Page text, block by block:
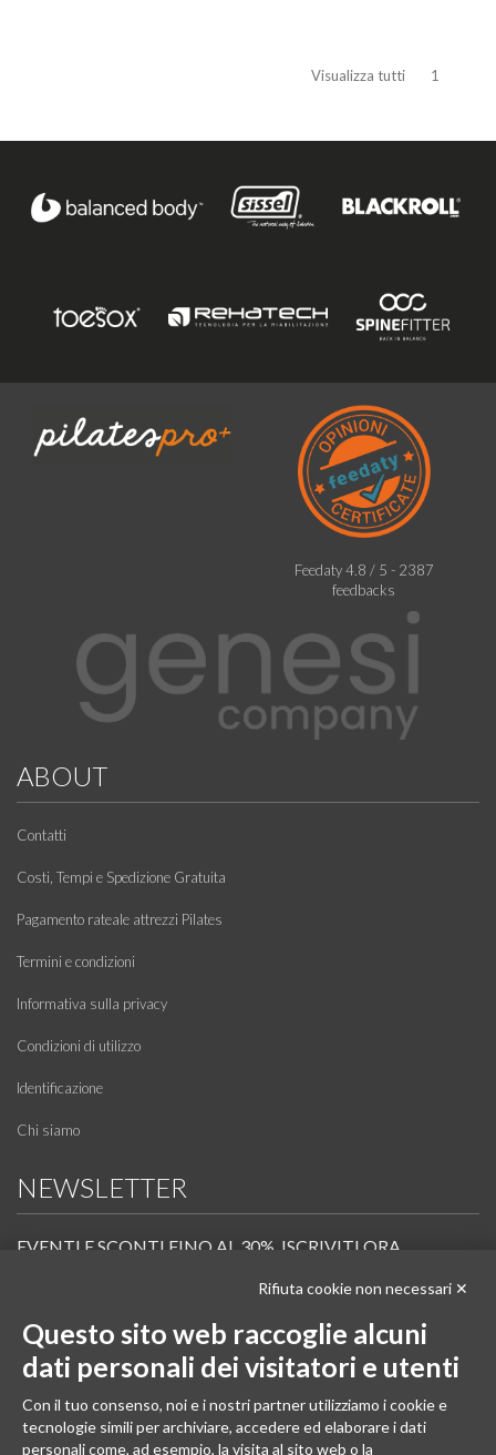
Visualizza tutti 1
Feedaty4.8 / 5 - 2387
feedbacks
ABOUT
Contatti
Costi, Tempi e Spedizione Gratuita
Pagamento rateale attrezzi Pilates
Termini e condizioni
Informativa sulla privacy
Condizioni di utilizzo
Identificazione
Chi siamo
NEWSLETTER
EVENTI E SCONTI FINO AL 30%. ISCRIVITI ORA.
Scopri in anteprima i nuovi prodotti, le promozioni riservate ai professionisti e resta
Iscrivi alla Newsletter
SEGUICI
Rifiuta cookie non necessari ✕
Questo sito web raccoglie alcuni
dati personali dei visitatori e utenti
Con il tuo consenso, noi e i nostri partner utilizziamo i cookie e
tecnologie simili per archiviare, accedere ed elaborare i dati
personali come, ad esempio, la visita al sito web o la